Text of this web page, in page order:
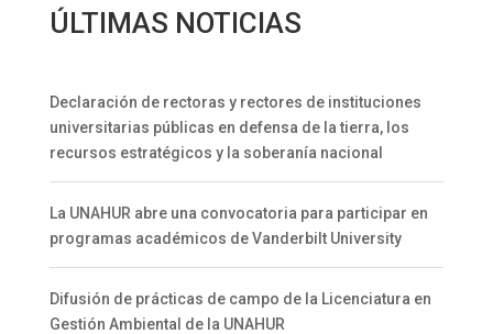
ÚLTIMAS NOTICIAS
Declaración de rectoras y rectores de instituciones
universitarias públicas en defensa de la tierra, los
recursos estratégicos y la soberanía nacional
La UNAHUR abre una convocatoria para participar en
programas académicos de Vanderbilt University
Difusión de prácticas de campo de la Licenciatura en
Gestión Ambiental de la UNAHUR